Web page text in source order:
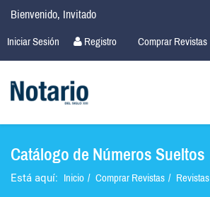
Bienvenido, Invitado
Registro
Iniciar Sesión Comprar Revistas
Catálogo de Números Sueltos
Está aquí: Inicio Comprar Revistas Revistas